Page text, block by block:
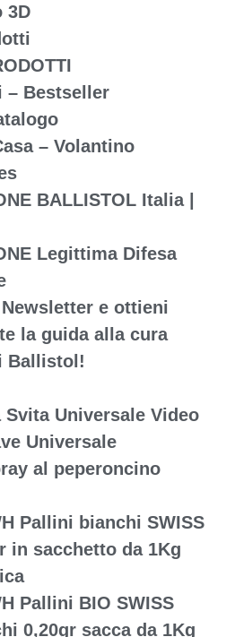
3D
– Bestseller
– Volantino
BALLISTOL Italia |
Legittima Difesa
e ottieni
la guida alla cura
Ballistol!
Svita Universale Video
Universale
al peperoncino
Pallini bianchi SWISS
in sacchetto da 1Kg
Pallini BIO SWISS
0,20gr sacca da 1Kg